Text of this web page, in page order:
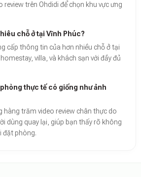
review trên Ohdidi để chọn khu vực ưng
chỗ ở tại Vĩnh Phúc?
cấp thông tin của hơn nhiều chỗ ở tại
villa, và khách sạn với đầy đủ
thực tế có giống như ảnh
hàng trăm video review chân thực do
dùng quay lại, giúp bạn thấy rõ không
đặt phòng.